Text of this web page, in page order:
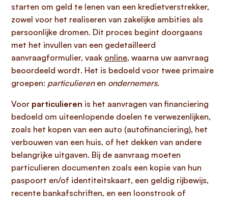
starten om geld te lenen van een kredietverstrekker,
zowel voor het realiseren van zakelijke ambities als
persoonlijke dromen. Dit proces begint doorgaans
met het invullen van een gedetailleerd
aanvraagformulier, vaak online, waarna uw aanvraag
beoordeeld wordt. Het is bedoeld voor twee primaire
groepen: particulierenen ondernemers.
Voor particulieren is het aanvragen van financiering
bedoeld om uiteenlopende doelen te verwezenlijken,
zoals het kopen van een auto (autofinanciering), het
verbouwen van een huis, of het dekken van andere
belangrijke uitgaven. Bij de aanvraag moeten
particulieren documenten zoals een kopie van hun
paspoort en/of identiteitskaart, een geldig rijbewijs,
recente bankafschriften, en een loonstrook of